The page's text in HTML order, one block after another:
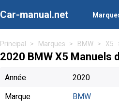
Car-manual.net
Principal Marques BMW X5
2020 BMW X5 Manuels
Année 2020
Marque BMW